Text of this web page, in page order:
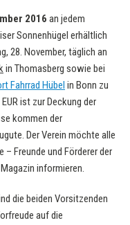
2016 an jedem
Sonnenhügel erhältlich
28. November, täglich an
in Thomasberg sowie bei
Fahrrad Hübel in Bonn zu
ist zur Deckung der
kommen der
Der Verein möchte alle
Freunde und Förderer der
informieren.
die beiden Vorsitzenden
auf die